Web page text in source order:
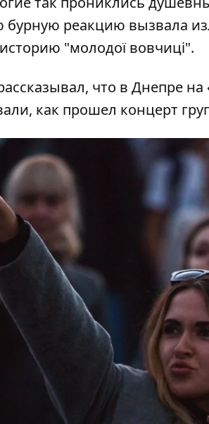
бурную реакцию вызвала
"молодої вовчиці".
что в Днепре на
как прошел концерт